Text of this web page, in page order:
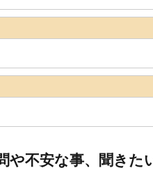
や不安な事、聞きた